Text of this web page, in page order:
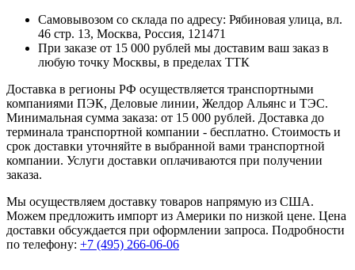
Самовывозом со склада по адресу: Рябиновая улица, вл.
46 стр. 13, Москва, Россия, 121471
При заказе от 15 000 рублей мы доставим ваш заказ в
любую точку Москвы, в пределах ТТК
Доставка в регионы РФ осуществляется транспортными
компаниями ПЭК, Деловые линии, Желдор Альянс и ТЭС.
Минимальная сумма заказа: от 15 000 рублей. Доставка до
терминала транспортной компании - бесплатно. Стоимость и
срок доставки уточняйте в выбранной вами транспортной
компании. Услуги доставки оплачиваются при получении
заказа.
Мы осуществляем доставку товаров напрямую из США.
Можем предложить импорт из Америки по низкой цене. Цена
доставки обсуждается при оформлении запроса. Подробности
по телефону: +7 (495) 266-06-06